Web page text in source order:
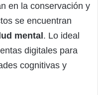
en la conservación y
se encuentran
mental. Lo ideal
digitales para
cognitivas y